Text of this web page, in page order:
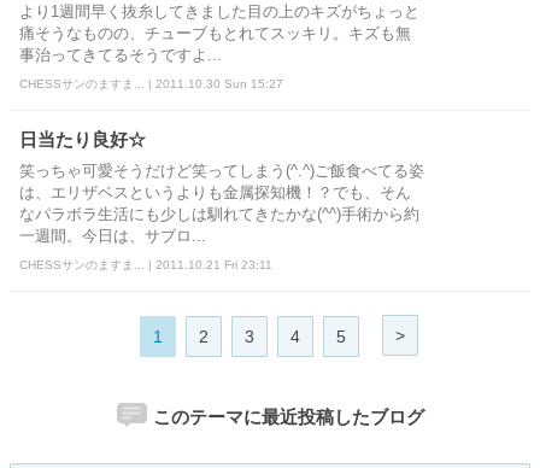
より1週間早く抜糸してきました目の上のキズがちょっと
痛そうなものの、チューブもとれてスッキリ。キズも無
事治ってきてるそうですよ...
CHESSサンのますま... | 2011.10.30 Sun 15:27
日当たり良好☆
笑っちゃ可愛そうだけど笑ってしまう(^.^)ご飯食べてる姿
は、エリザベスというよりも金属探知機！？でも、そん
なパラボラ生活にも少しは馴れてきたかな(^^)手術から約
一週間。今日は、サブロ...
CHESSサンのますま... | 2011.10.21 Fri 23:11
1 2 3 4 5 >
このテーマに最近投稿したブログ